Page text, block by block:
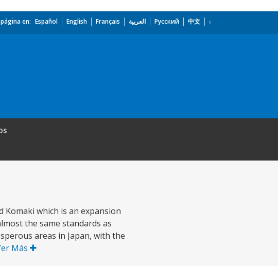
en: Español English Français العربية Русский 中文
Komaki which is an expansion
the same standards as
areas in Japan, with the
Más